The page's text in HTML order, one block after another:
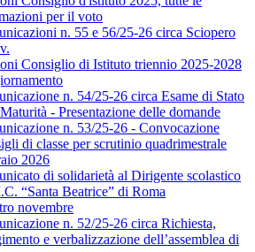
per il voto
n. 55 e 56/25-26 circa Sciopero
Consiglio di Istituto triennio 2025-2028
n. 54/25-26 circa Esame di Stato
- Presentazione delle domande
n. 53/25-26 - Convocazione
di classe per scrutinio quadrimestrale
2026
di solidarietà al Dirigente scolastico
“Santa Beatrice” di Roma
novembre
n. 52/25-26 circa Richiesta,
e verbalizzazione dell’assemblea di